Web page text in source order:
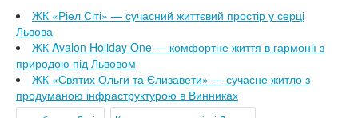
ЖК «Ріел Сіті» — сучасний життєвий простір у серці
Львова
ЖК Avalon Holiday One — комфортне життя в гармонії з
природою під Львовом
ЖК «Святих Ольги та Єлизавети» — сучасне житло з
продуманою інфраструктурою в Винниках